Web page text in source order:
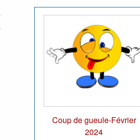
Coup de gueule-Février
2024